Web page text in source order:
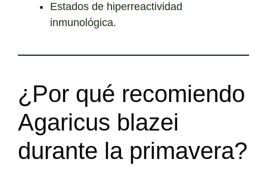
Estados de hiperreactividad
inmunológica.
¿Por qué recomiendo
Agaricus blazei
durante la primavera?